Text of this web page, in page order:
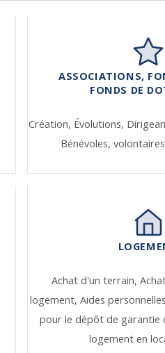
ASSOCIATIONS,
FONDS DE
Création, Évolutions,
Bénévoles,
Achat d'un terrain,
logement,Aides
pour le dépôt de garantie
logement en